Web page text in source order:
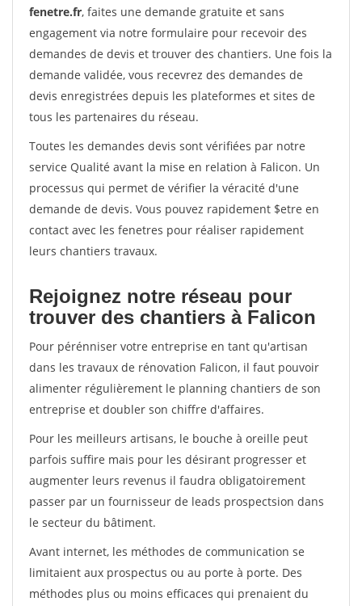
fenetre.fr, faites une demande gratuite et sans
engagement via notre formulaire pour recevoir des
demandes de devis et trouver des chantiers. Une fois la
demande validée, vous recevrez des demandes de
devis enregistrées depuis les plateformes et sites de
tous les partenaires du réseau.
Toutes les demandes devis sont vérifiées par notre
service Qualité avant la mise en relation à Falicon. Un
processus qui permet de vérifier la véracité d'une
demande de devis. Vous pouvez rapidement $etre en
contact avec les fenetres pour réaliser rapidement
leurs chantiers travaux.
Rejoignez notre réseau pour
trouver des chantiers à Falicon
Pour pérénniser votre entreprise en tant qu'artisan
dans les travaux de rénovation Falicon, il faut pouvoir
alimenter régulièrement le planning chantiers de son
entreprise et doubler son chiffre d'affaires.
Pour les meilleurs artisans, le bouche à oreille peut
parfois suffire mais pour les désirant progresser et
augmenter leurs revenus il faudra obligatoirement
passer par un fournisseur de leads prospectsion dans
le secteur du bâtiment.
Avant internet, les méthodes de communication se
limitaient aux prospectus ou au porte à porte. Des
méthodes plus ou moins efficaces qui prenaient du